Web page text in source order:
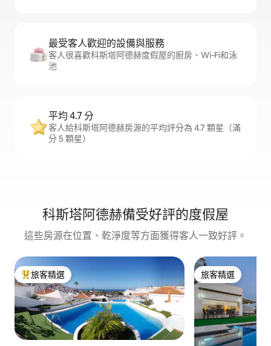
最受客人歡迎的設備與服務
客人很喜歡科斯塔阿德赫度假屋的廚房、Wi-Fi和泳
池
平均 4.7 分
客人給科斯塔阿德赫房源的平均評分為 4.7 顆星（滿
分 5 顆星）
科斯塔阿德赫備受好評的度假屋
這些房源在位置、乾淨度等方面獲得客人一致好評。
旅客精選榜首
旅客精選 旅客精選
旅客精選